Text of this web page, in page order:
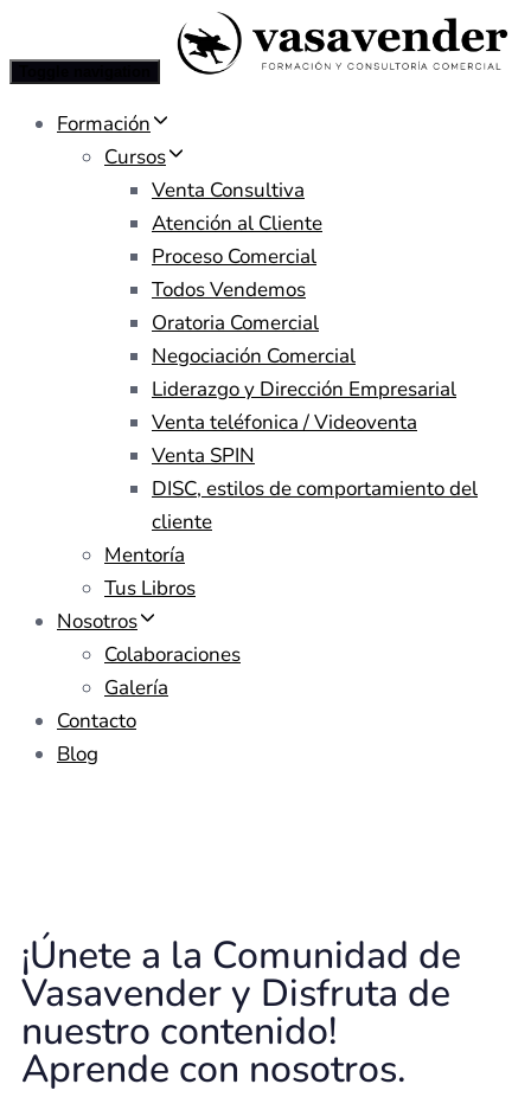
Formación
Cursos
Venta Consultiva
Atención al Cliente
Proceso Comercial
Todos Vendemos
Oratoria Comercial
Negociación Comercial
Liderazgo y Dirección Empresarial
Venta teléfonica / Videoventa
Venta SPIN
DISC, estilos de comportamiento del
cliente
Mentoría
Tus Libros
Nosotros
Colaboraciones
Galería
Contacto
Blog
¡Únete a la Comunidad de
Vasavender y Disfruta de
nuestro contenido!
Aprende con nosotros.